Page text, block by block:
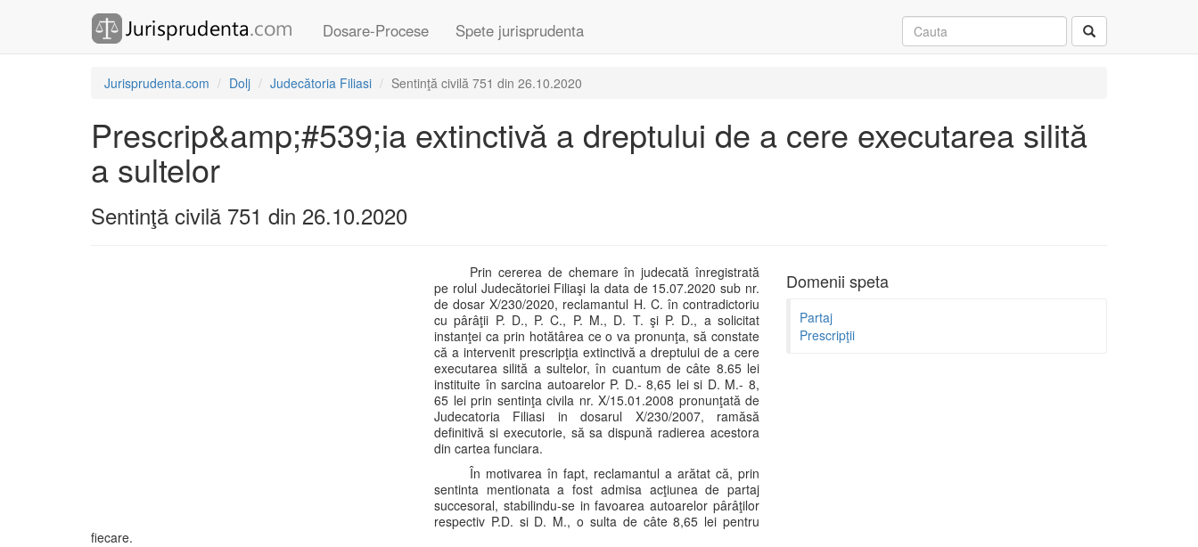
Dosare-Procese Spete jurisprudenta
Jurisprudenta.com Dolj Judecătoria Filiasi Sentinţă civilă 751 din 26.10.2020
Prescrip&amp;#539;ia extinctivă a dreptului de a cere executarea silită
a sultelor
Sentinţă civilă 751 din 26.10.2020
Prin cererea de chemare în judecată înregistrată
pe rolul Judecătoriei Filiaşi la data de 15.07.2020 sub nr.
de dosar X/230/2020, reclamantul H. C. în contradictoriu
cu pârâţii P. D., P. C., P. M., D. T. şi P. D., a solicitat
instanţei ca prin hotătârea ce o va pronunţa, să constate
că a intervenit prescripţia extinctivă a dreptului de a cere
executarea silită a sultelor, în cuantum de câte 8.65 lei
instituite în sarcina autoarelor P. D.- 8,65 lei si D. M.- 8,
65 lei prin sentinţa civila nr. X/15.01.2008 pronunţată de
Judecatoria Filiasi in dosarul X/230/2007, ramăsă
definitivă si executorie, să sa dispună radierea acestora
din cartea funciara.
În motivarea în fapt, reclamantul a arătat că, prin
sentinta mentionata a fost admisa acţiunea de partaj
succesoral, stabilindu-se in favoarea autoarelor pârâţilor
respectiv P.D. si D. M., o sulta de câte 8,65 lei pentru
fiecare.
Domenii speta
Partaj
Prescripţii